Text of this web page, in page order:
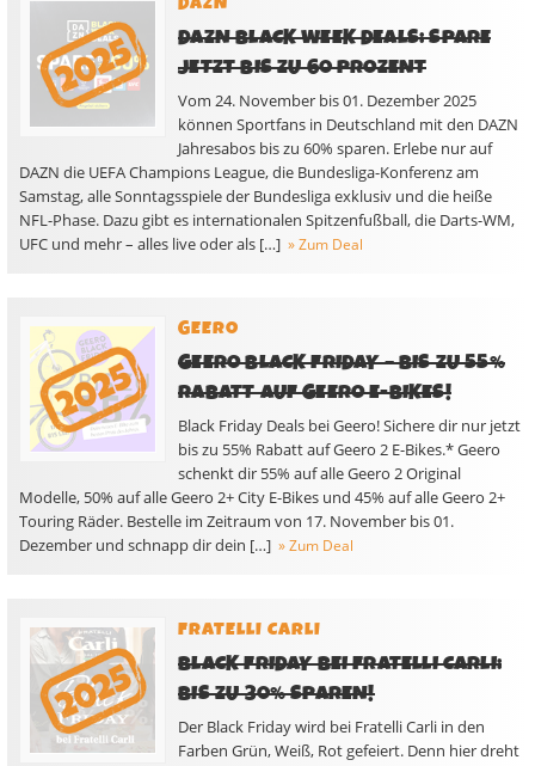
DAZN BLACK WEEK DEALS: SPARE
JETZT BIS ZU 60 PROZENT
Vom 24. November bis 01. Dezember 2025
können Sportfans in Deutschland mit den DAZN
Jahresabos bis zu 60% sparen. Erlebe nur auf
DAZN die UEFA Champions League, die Bundesliga-Konferenz am
Samstag, alle Sonntagsspiele der Bundesliga exklusiv und die heiße
NFL-Phase. Dazu gibt es internationalen Spitzenfußball, die Darts-WM,
UFC und mehr – alles live oder als […] » Zum Deal
GEERO
GEERO BLACK FRIDAY – BIS ZU 55%
RABATT AUF GEERO E-BIKES!
Black Friday Deals bei Geero! Sichere dir nur jetzt
bis zu 55% Rabatt auf Geero 2 E-Bikes.* Geero
schenkt dir 55% auf alle Geero 2 Original
Modelle, 50% auf alle Geero 2+ City E-Bikes und 45% auf alle Geero 2+
Touring Räder. Bestelle im Zeitraum von 17. November bis 01.
Dezember und schnapp dir dein […] » Zum Deal
FRATELLI CARLI
BLACK FRIDAY BEI FRATELLI CARLI:
BIS ZU 30% SPAREN!
Der Black Friday wird bei Fratelli Carli in den
Farben Grün, Weiß, Rot gefeiert. Denn hier dreht